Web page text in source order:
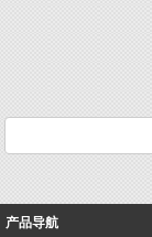
产品导航